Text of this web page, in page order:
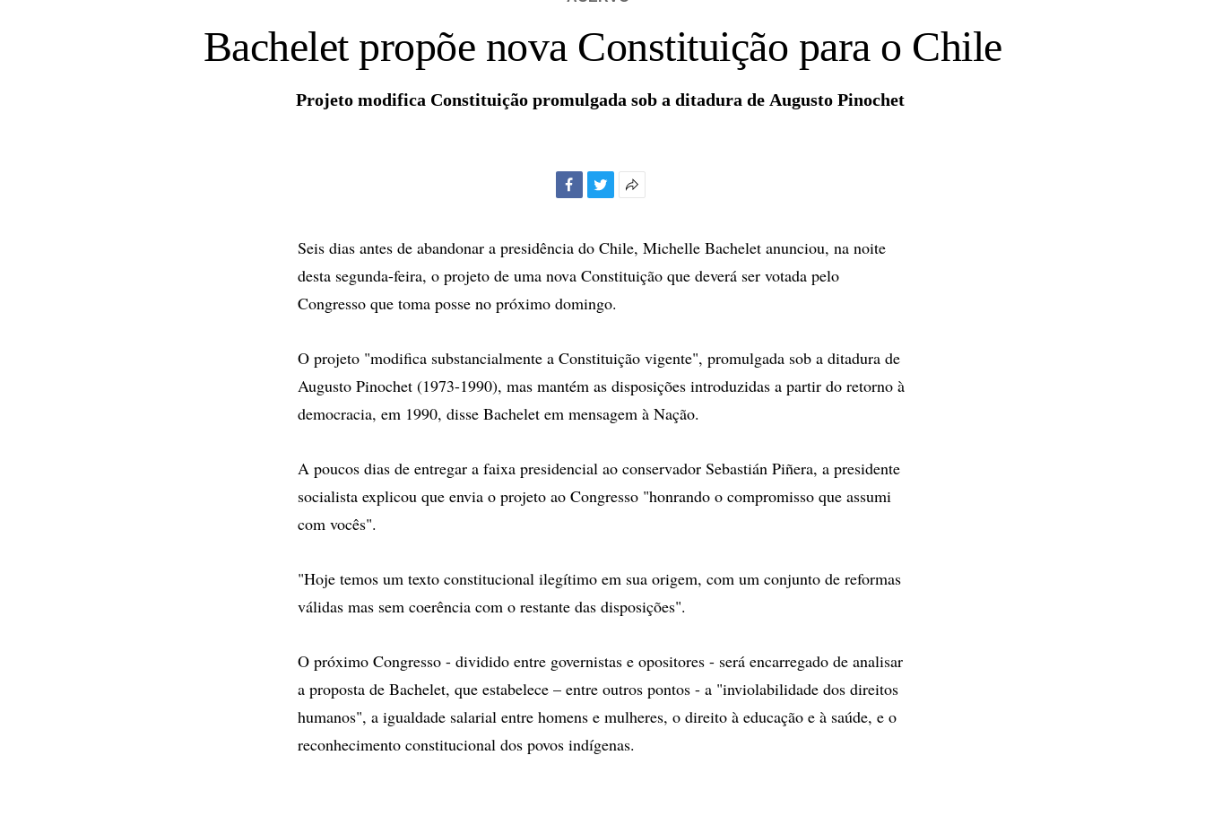
Bachelet propõe nova Constituição para o Chile
Projeto modifica Constituição promulgada sob a ditadura de Augusto Pinochet
compartilhamento
Seis dias antes de abandonar a presidência do Chile, Michelle Bachelet anunciou, na noite
desta segunda-feira, o projeto de uma nova Constituição que deverá ser votada pelo
Congresso que toma posse no próximo domingo.
O projeto "modifica substancialmente a Constituição vigente", promulgada sob a ditadura de
Augusto Pinochet (1973-1990), mas mantém as disposições introduzidas a partir do retorno à
democracia, em 1990, disse Bachelet em mensagem à Nação.
A poucos dias de entregar a faixa presidencial ao conservador Sebastián Piñera, a presidente
socialista explicou que envia o projeto ao Congresso "honrando o compromisso que assumi
com vocês".
"Hoje temos um texto constitucional ilegítimo em sua origem, com um conjunto de reformas
válidas mas sem coerência com o restante das disposições".
O próximo Congresso - dividido entre governistas e opositores - será encarregado de analisar
a proposta de Bachelet, que estabelece – entre outros pontos - a "inviolabilidade dos direitos
humanos", a igualdade salarial entre homens e mulheres, o direito à educação e à saúde, e o
reconhecimento constitucional dos povos indígenas.